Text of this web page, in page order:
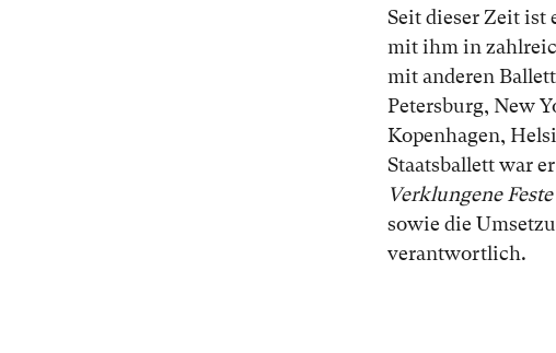
Seit dieser Zeit ist
mit ihm in
mit anderen
Petersburg, New
Kopenhagen,
Staatsballett war
Verklungene
sowie die
verantwortlich.